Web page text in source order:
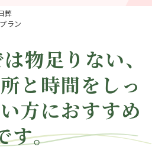
葬
ラン
物足りない、
と時間をしっ
方におすすめ
す。